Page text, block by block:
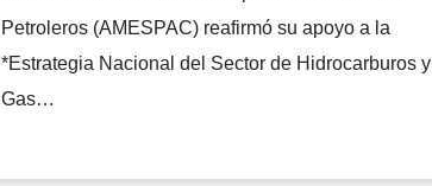
Petroleros (AMESPAC) reafirmó su apoyo a la
*Estrategia Nacional del Sector de Hidrocarburos y
Gas…